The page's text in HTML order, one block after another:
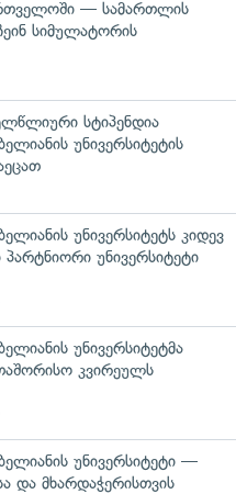
— სამართლის
სიმულატორის
სტიპენდია
უნივერსიტეტის
უნივერსიტეტს კიდევ
უნივერსიტეტი
უნივერსიტეტმა
კვირეულს
უნივერსიტეტი —
და მხარდაჭერისთვის